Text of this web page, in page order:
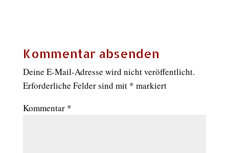
Kommentar absenden
Deine E-Mail-Adresse wird nicht veröffentlicht.
Erforderliche Felder sind mit * markiert
Kommentar *